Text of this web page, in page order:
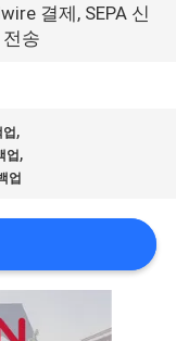
결제, SEPA 신
송
,
업 ,
업